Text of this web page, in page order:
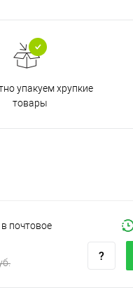
упакуем хрупкие
товары
почтовое